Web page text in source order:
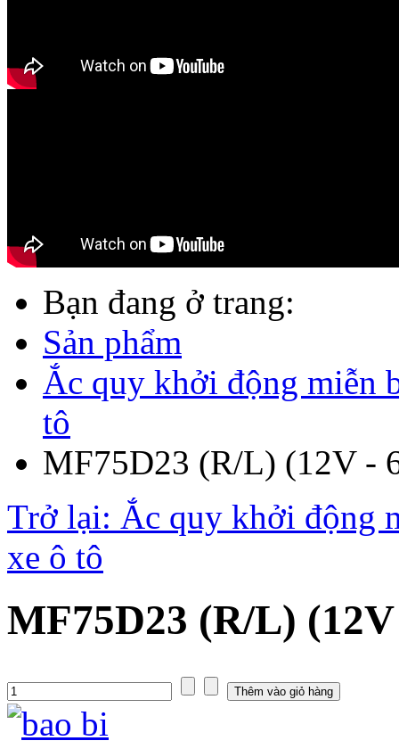
Bạn đang ở trang:
Sản phẩm
Ắc quy khởi động miễn
tô
MF75D23 (R/L) (12V -
Trở lại: Ắc quy khởi động
xe ô tô
MF75D23 (R/L)